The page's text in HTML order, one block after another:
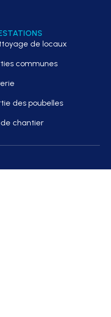
de locaux
communes
des poubelles
de chantier